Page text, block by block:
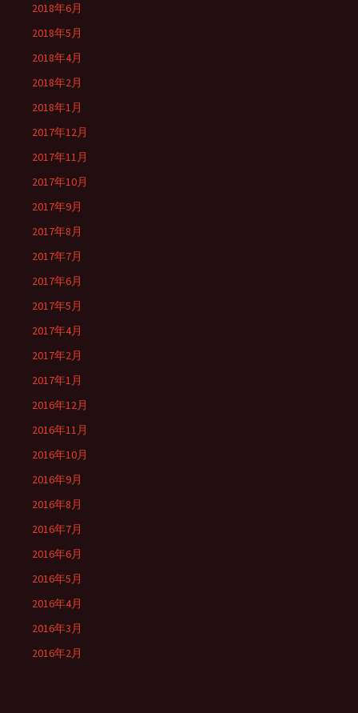
2018年6月
2018年5月
2018年4月
2018年2月
2018年1月
2017年12月
2017年11月
2017年10月
2017年9月
2017年8月
2017年7月
2017年6月
2017年5月
2017年4月
2017年2月
2017年1月
2016年12月
2016年11月
2016年10月
2016年9月
2016年8月
2016年7月
2016年6月
2016年5月
2016年4月
2016年3月
2016年2月